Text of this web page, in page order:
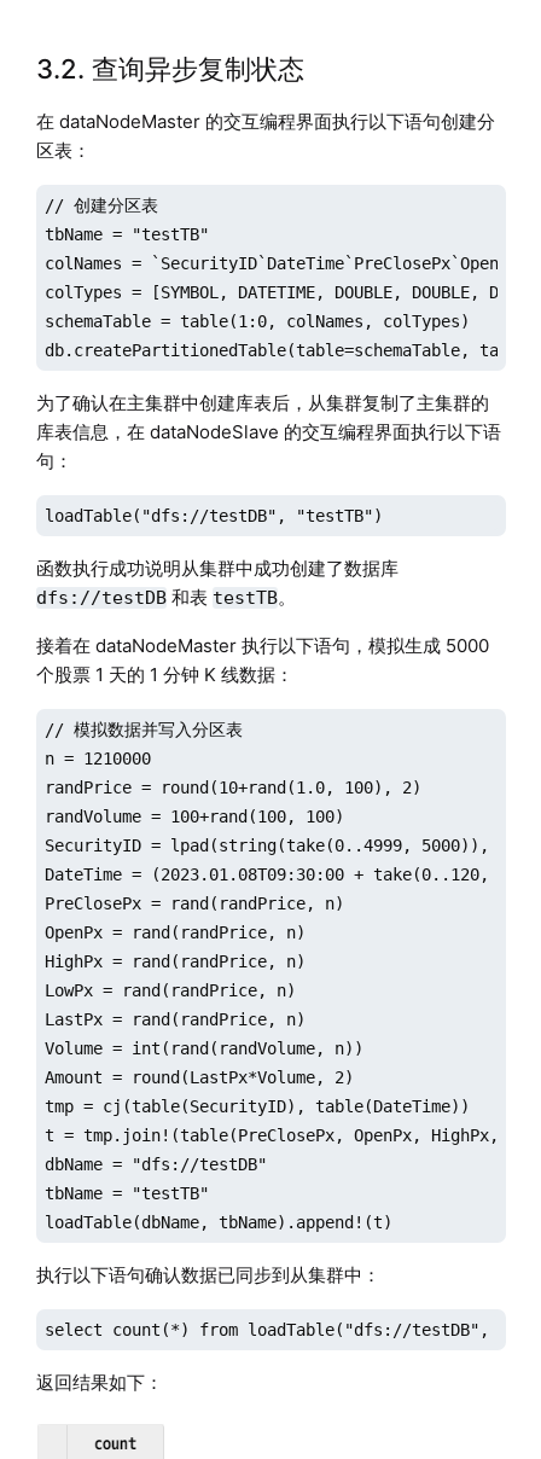
3.2. 查询异步复制状态
在 dataNodeMaster 的交互编程界面执行以下语句创建分
区表：
// 创建分区表
tbName = "testTB"
colNames =
colTypes = [SYMBOL, DATETIME, DOUBLE, DOUBLE,
schemaTable = table(1:0, colNames, colTypes)
db.createPartitionedTable(table=schemaTable,
为了确认在主集群中创建库表后，从集群复制了主集群的
库表信息，在 dataNodeSlave 的交互编程界面执行以下语
句：
loadTable("dfs://testDB", "testTB")
函数执行成功说明从集群中成功创建了数据库
dfs://testDB和表 testTB。
接着在 dataNodeMaster 执行以下语句，模拟生成 5000
个股票 1 天的 1 分钟 K 线数据：
// 模拟数据并写入分区表
n = 1210000
randPrice = round(10+rand(1.0, 100), 2)
randVolume = 100+rand(100, 100)
SecurityID = lpad(string(take(0..4999, 5000)), 6,
DateTime = (2023.01.08T09:30:00 + take(0..120,
PreClosePx = rand(randPrice, n)
OpenPx = rand(randPrice, n)
HighPx = rand(randPrice, n)
LowPx = rand(randPrice, n)
LastPx = rand(randPrice, n)
Volume = int(rand(randVolume, n))
Amount = round(LastPx*Volume, 2)
tmp = cj(table(SecurityID), table(DateTime))
t = tmp.join!(table(PreClosePx, OpenPx, HighPx,
dbName = "dfs://testDB"
tbName = "testTB"
loadTable(dbName, tbName).append!(t)
执行以下语句确认数据已同步到从集群中：
select count(*) from loadTable("dfs://testDB",
返回结果如下：